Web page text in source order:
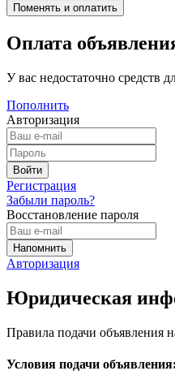
Оплата
У вас недостаточно средств
Пополнить
Авторизация
Регистрация
Забыли пароль?
Восстановление пароля
Авторизация
Юридическая
Правила подачи объявления
Условия подачи объявления: